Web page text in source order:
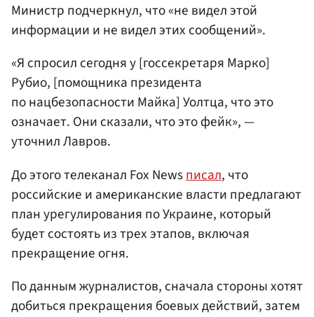
Министр подчеркнул, что «не видел этой
информации и не видел этих сообщений».
«Я спросил сегодня у [госсекретаря Марко]
Рубио, [помощника президента
по нацбезопасности Майка] Уолтца, что это
означает. Они сказали, что это фейк», —
уточнил Лавров.
До этого телеканал Fox Newsписал, что
российские и американские власти предлагают
план урегулирования по Украине, который
будет состоять из трех этапов, включая
прекращение огня.
По данным журналистов, сначала стороны хотят
добиться прекращения боевых действий, затем